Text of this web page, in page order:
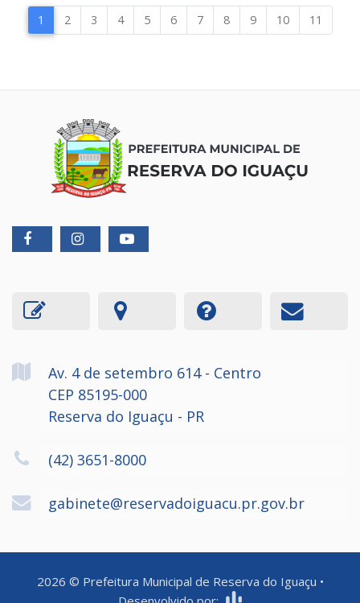
1 2 3 4 5 6 7 8 9 10 11
Av. 4 de setembro 614 - Centro
CEP 85195-000
Reserva do Iguaçu - PR
(42) 3651-8000
gabinete@reservadoiguacu.pr.gov.br
2026 © Prefeitura Municipal de Reserva do Iguaçu •